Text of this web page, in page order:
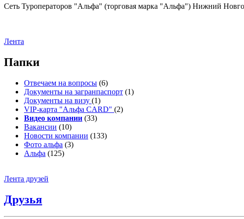
Сеть Туроператоров "Альфа" (торговая марка "Альфа") Нижний
Лента
Папки
Отвечаем на вопросы (6)
Документы на загранпаспорт (1)
Документы на визу (1)
VIP-карта "Альфа CARD" (2)
Видео компании (33)
Вакансии (10)
Новости компании (133)
Фото альфа (3)
Альфа (125)
Лента друзей
Друзья